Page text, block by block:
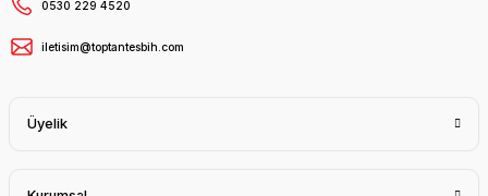
0530 229 4520
iletisim@toptantesbih.com
Üyelik